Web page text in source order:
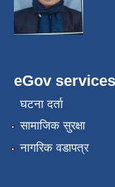
eGov services
घटना दर्ता
सामाजिक सुरक्षा
नागरिक वडापत्र